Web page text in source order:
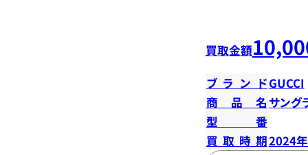
買取金額
ブランドGUCCI
商品名 サング
型番
買取時期2024